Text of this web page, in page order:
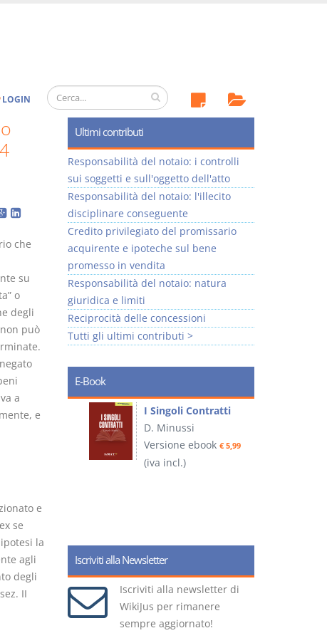
LOGIN
che
su
o
degli
può
a
e
e
se
la
agli
degli
II
Ultimi contributi
Responsabilità del notaio: i controlli
sui soggetti e sull'oggetto dell'atto
Responsabilità del notaio: l'illecito
disciplinare conseguente
Credito privilegiato del promissario
acquirente e ipoteche sul bene
promesso in vendita
Responsabilità del notaio: natura
giuridica e limiti
Reciprocità delle concessioni
Tutti gli ultimi contributi >
E-Book
I Singoli Contratti
D. Minussi
Versione ebook€ 5,99
(iva incl.)
Iscriviti alla Newsletter
Iscriviti alla newsletter di
WikiJus per rimanere
sempre aggiornato!